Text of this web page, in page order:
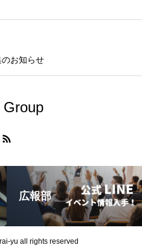
お知らせ
Group
広報部
yu all rights reserved